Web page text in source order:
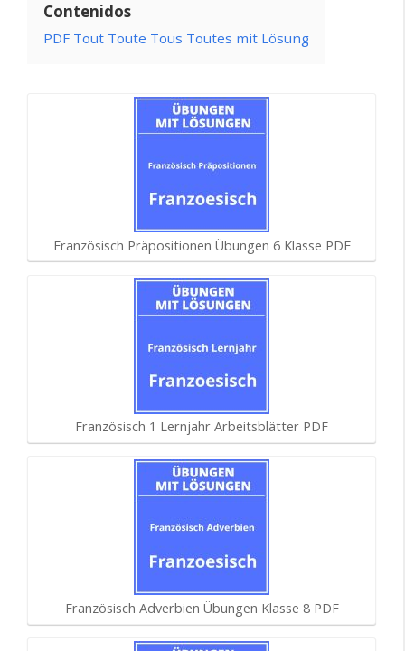
Contenidos
PDF Tout Toute Tous Toutes mit Lösung
Französisch Präpositionen Übungen 6 Klasse PDF
Französisch 1 Lernjahr Arbeitsblätter PDF
Französisch Adverbien Übungen Klasse 8 PDF